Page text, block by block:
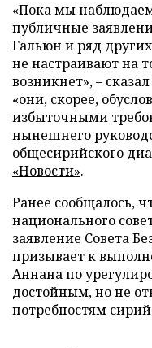
«Пока мы
публичные
Гальюн и ряд
не настраивают на
возникнет», –
«они, скорее,
избыточными
нынешнего
общесирийского
«Новости».
Ранее сообщалось,
национального
заявление Совета
призывает к
Аннана по
достойным, но не
потребностям